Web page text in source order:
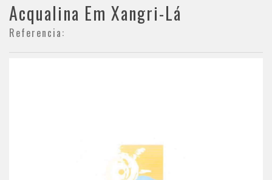
Acqualina Em Xangri-Lá
Referencia: